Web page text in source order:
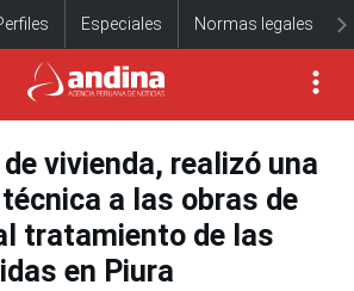
Especiales Normas legales
vivienda, realizó una
a las obras de
tratamiento de las
en Piura